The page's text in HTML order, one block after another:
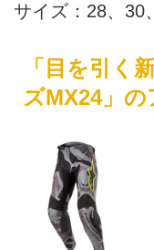
サイズ：28、30
「目を引く
ズMX24」